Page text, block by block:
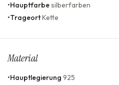
•Hauptfarbesilberfarben
•TrageortKette
Material
•Hauptlegierung 925